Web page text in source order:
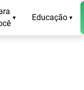
▾ Educação ▾